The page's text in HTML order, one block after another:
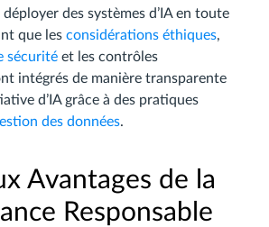
des systèmes d’IA en toute
que les considérations éthiques,
sécurité et les contrôles
intégrés de manière transparente
d’IA grâce à des pratiques
des données.
Avantages de la
Responsable